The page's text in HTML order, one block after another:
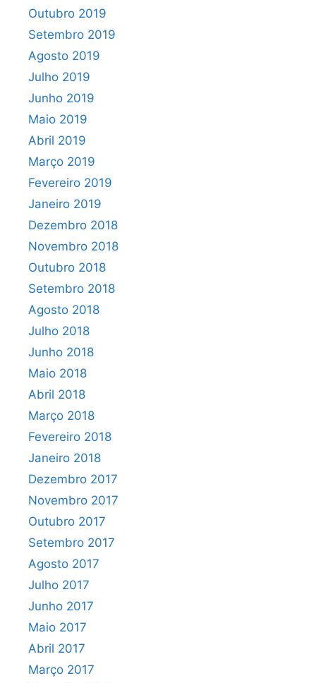
Outubro 2019
Setembro 2019
Agosto 2019
Julho 2019
Junho 2019
Maio 2019
Abril 2019
Março 2019
Fevereiro 2019
Janeiro 2019
Dezembro 2018
Novembro 2018
Outubro 2018
Setembro 2018
Agosto 2018
Julho 2018
Junho 2018
Maio 2018
Abril 2018
Março 2018
Fevereiro 2018
Janeiro 2018
Dezembro 2017
Novembro 2017
Outubro 2017
Setembro 2017
Agosto 2017
Julho 2017
Junho 2017
Maio 2017
Abril 2017
Março 2017